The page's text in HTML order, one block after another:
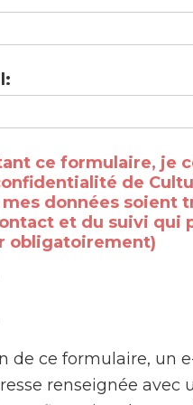
ce formulaire, je
de
données soient
et du suivi qui
obligatoirement)
de ce formulaire, un
renseignée avec